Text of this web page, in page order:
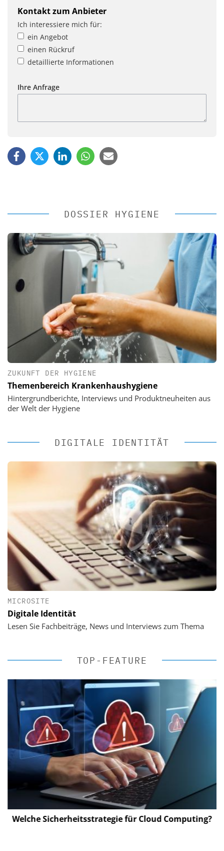
Kontakt zum Anbieter
Ich interessiere mich für:
ein Angebot
einen Rückruf
detaillierte Informationen
Ihre Anfrage
DOSSIER HYGIENE
ZUKUNFT DER HYGIENE
Themenbereich Krankenhaushygiene
Hintergrundberichte, Interviews und Produktneuheiten aus
der Welt der Hygiene
DIGITALE IDENTITÄT
MICROSITE
Digitale Identität
Lesen Sie Fachbeiträge, News und Interviews zum Thema
TOP-FEATURE
Welche Sicherheitsstrategie für Cloud Computing?